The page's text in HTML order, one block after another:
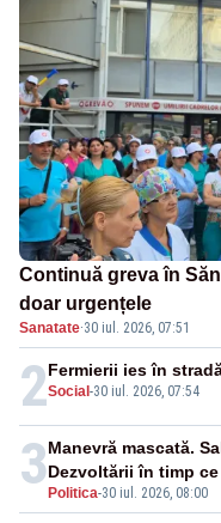
Continuă greva în
doar urgențele
Sanatate·30 iul. 2026, 07:51
2Social -30 iul. 2026, 07:54
Fermierii ies în
3 Politica-30 iul. 2026, 08:00
Manevră mascată.
Dezvoltării în timp